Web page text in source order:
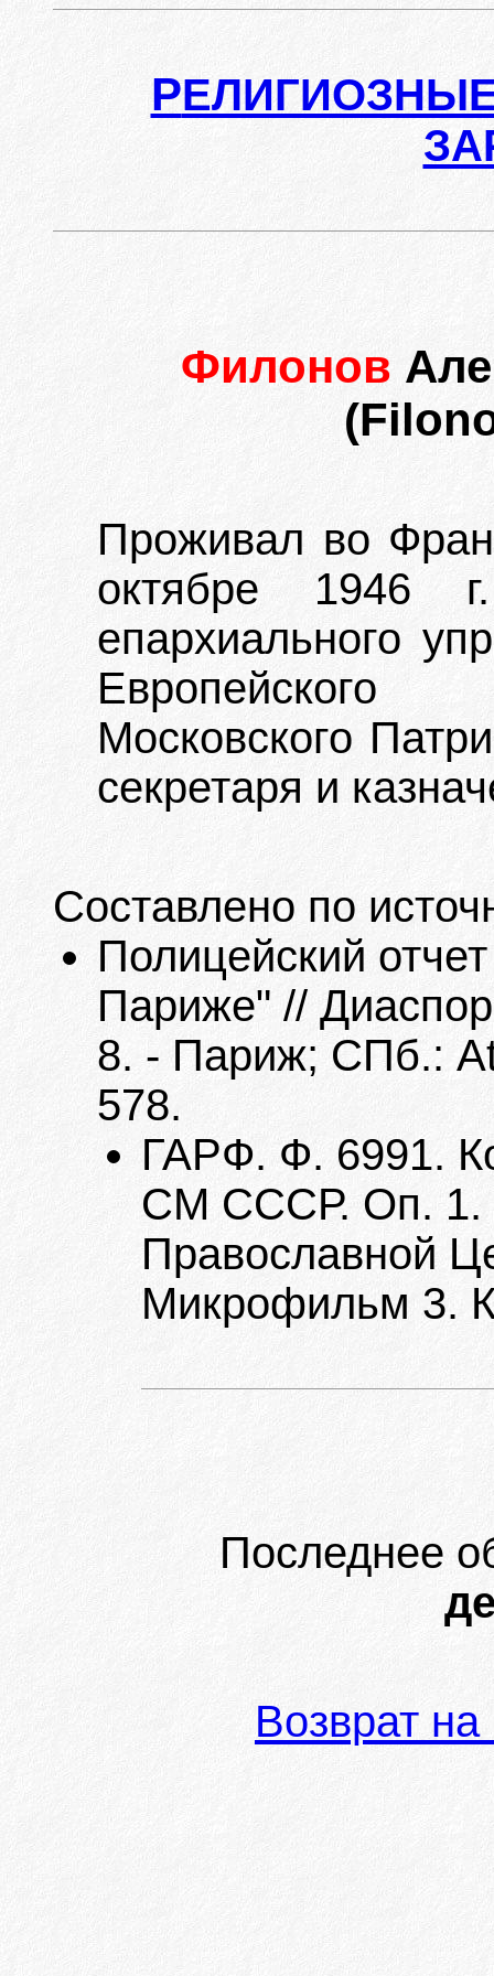
Р
Филонов
Проживал во
октябре 1946
епархиального
Европейского
Московского
секретаря и
Составлено по
Полицейский
Париже" //
8. - Париж; СПб.:
578.
ГАРФ. Ф. 6991.
СМ СССР. Оп. 1.
Православной
Микрофильм 3.
Последнее
Возврат